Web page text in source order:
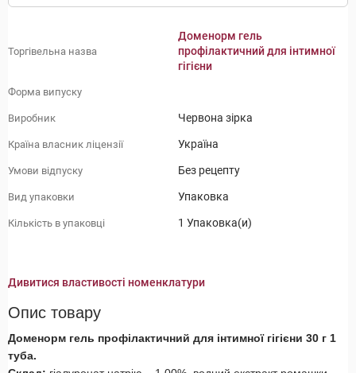
Торгівельна назва
Доменорм гель
профілактичний для інтимної
гігієни
Форма випуску
Виробник Червона зірка
Країна власник ліцензії Україна
Умови відпуску Без рецепту
Вид упаковки Упаковка
Кількість в упаковці 1 Упаковка(и)
Дивитися властивості номенклатури
Опис товару
Доменорм гель профілактичний для інтимної гігієни 30 г 1
туба.